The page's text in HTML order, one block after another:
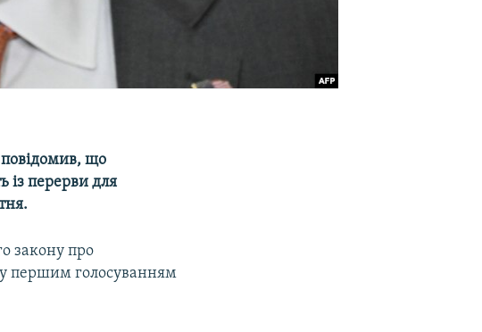
що
із перерви для
закону про
першим голосуванням